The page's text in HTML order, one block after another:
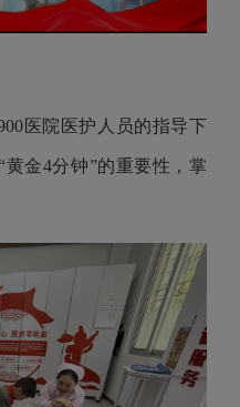
医院医护人员的指导下
金4分钟”的重要性，掌